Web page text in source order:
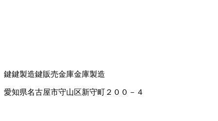
鍵鍵製造鍵販売金庫金庫製造
愛知県名古屋市守山区新守町２００－４